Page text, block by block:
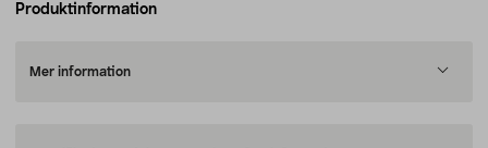
Produktinformation
Mer information